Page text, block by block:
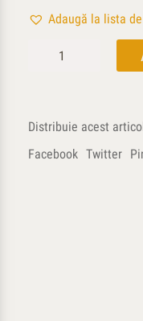
Adaugă la lista
Cantitate
Distribuie acest
Facebook Twitter